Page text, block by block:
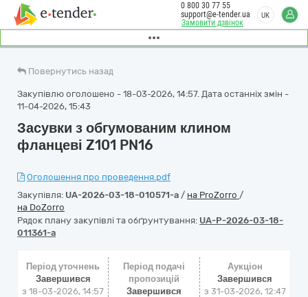
Замовити дзвінок
0 800 30 77 55
support@e-tender.ua
UK
Повернутись назад
Закупівлю оголошено - 18-03-2026, 14:57. Дата останніх змін -
11-04-2026, 15:43
Засувки з обгумованим клином
фланцеві Z101 PN16
Оголошення про проведення.pdf
Закупівля: UA-2026-03-18-010571-a / на ProZorro /
на DoZorro
Рядок плану закупівлі та обґрунтування: UA-P-2026-03-18-
011361-a
Період уточнень
Завершився
з 18-03-2026, 14:57
Період подачі
пропозицій
Завершився
Аукціон
Завершився
з 31-03-2026, 12:47